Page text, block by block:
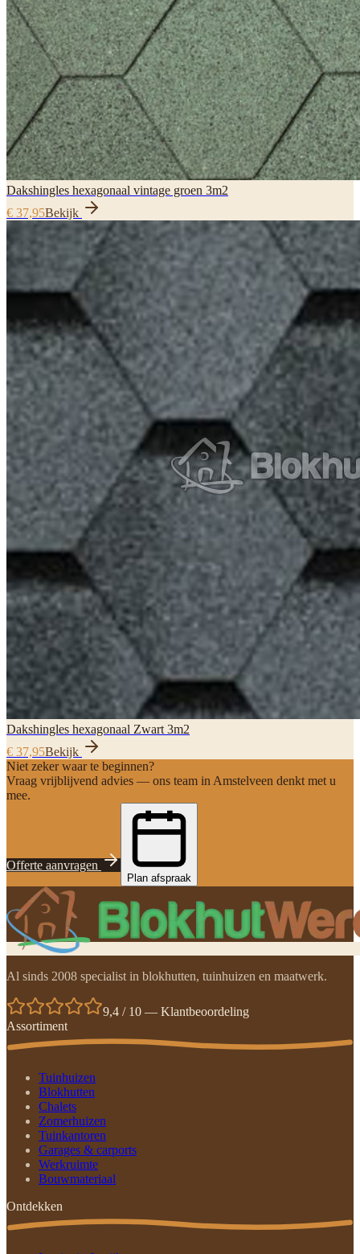
Dakshingles hexagonaal vintage groen 3m2
€ 37,95Bekijk
Dakshingles hexagonaal Zwart 3m2
€ 37,95Bekijk
Niet zeker waar te beginnen?
Vraag vrijblijvend advies — ons team in Amstelveen denkt met u
mee.
Offerte aanvragen
Plan afspraak
Al sinds 2008 specialist in blokhutten, tuinhuizen en maatwerk.
9,4 / 10 — Klantbeoordeling
Assortiment
Tuinhuizen
Blokhutten
Chalets
Zomerhuizen
Tuinkantoren
Garages & carports
Werkruimte
Bouwmateriaal
Ontdekken